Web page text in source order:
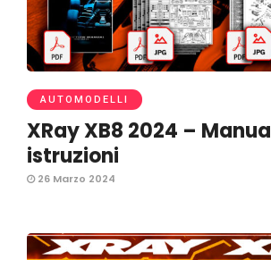
AUTOMODELLI
XRay XB8 2024 –
istruzioni
26 Marzo 2024